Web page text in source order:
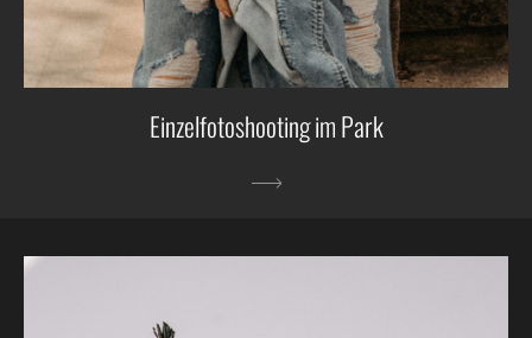
Einzelfotoshooting im Park